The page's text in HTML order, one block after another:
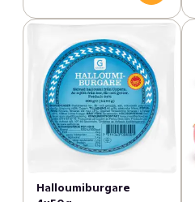
Halloumiburgare